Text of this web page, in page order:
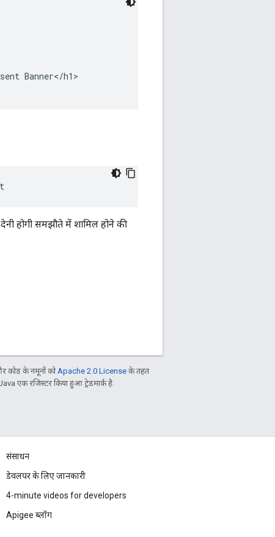
Banner</h1>
होगी समझौते में शामिल होने की
कोड के नमूनों कोApache 2.0 License के तहत
एक रजिस्टर किया हुआ ट्रेडमार्क है.
संसाधन
डेवलपर के लिए जानकारी
4-minute videos for developers
Apigee ब्लॉग